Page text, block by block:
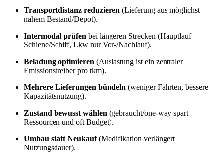
Transportdistanz reduzieren (Lieferung aus möglichst
nahem Bestand/Depot).
Intermodal prüfen bei längeren Strecken (Hauptlauf
Schiene/Schiff, Lkw nur Vor-/Nachlauf).
Beladung optimieren (Auslastung ist ein zentraler
Emissionstreiber pro tkm).
Mehrere Lieferungen bündeln (weniger Fahrten, bessere
Kapazitätsnutzung).
Zustand bewusst wählen (gebraucht/one-way spart
Ressourcen und oft Budget).
Umbau statt Neukauf(Modifikation verlängert
Nutzungsdauer).